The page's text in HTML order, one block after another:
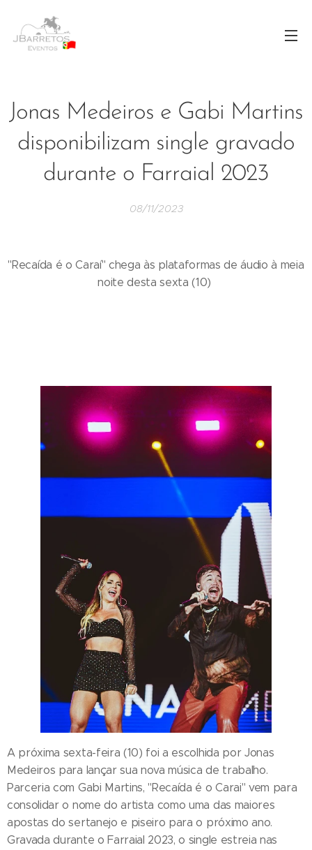
Jonas Medeiros e Gabi Martins
disponibilizam single gravado
durante o Farraial 2023
08/11/2023
"Recaída é o Caraí" chega às plataformas de áudio à meia
noite desta sexta (10)
A próxima sexta-feira (10) foi a escolhida por Jonas
Medeiros para lançar sua nova música de trabalho.
Parceria com Gabi Martins, "Recaída é o Carai" vem para
consolidar o nome do artista como uma das maiores
apostas do sertanejo e piseiro para o próximo ano.
Gravada durante o Farraial 2023, o single estreia nas